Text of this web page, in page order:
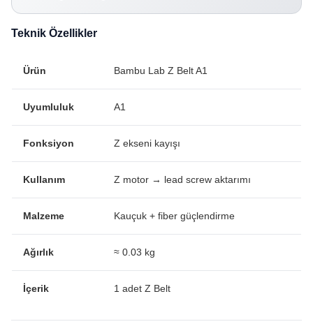
Teknik Özellikler
Ürün Bambu Lab Z Belt A1
Uyumluluk A1
Fonksiyon Z ekseni kayışı
Kullanım Z motor → lead screw aktarımı
Malzeme Kauçuk + fiber güçlendirme
Ağırlık ≈ 0.03 kg
İçerik 1 adet Z Belt